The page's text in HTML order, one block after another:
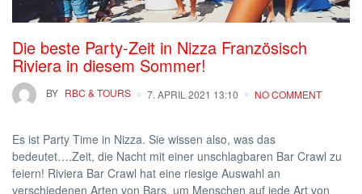
Die beste Party-Zeit in Nizza Französisch
Riviera in diesem Sommer!
BY RBC & TOURS 7. APRIL 2021 13:10 NO COMMENT
Es ist Party Time in Nizza. Sie wissen also, was das
bedeutet….Zeit, die Nacht mit einer unschlagbaren Bar Crawl zu
feiern! Riviera Bar Crawl hat eine riesige Auswahl an
verschiedenen Arten von Bars, um Menschen auf jede Art von